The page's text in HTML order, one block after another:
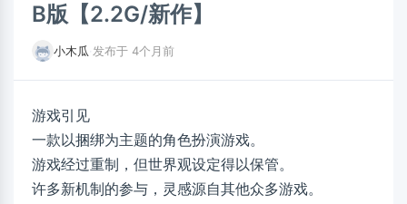
B版【2.2G/新作】
小木瓜 发布于 4个月前
游戏引见
一款以捆绑为主题的角色扮演游戏。
游戏经过重制，但世界观设定得以保管。
许多新机制的参与，灵感源自其他众多游戏。